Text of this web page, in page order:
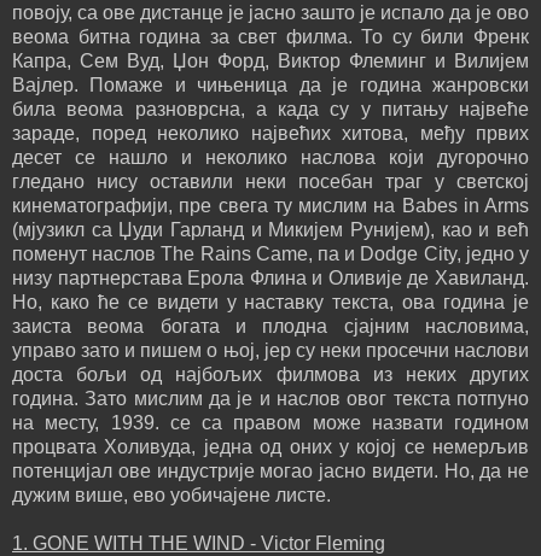
повоју, са ове дистанце је јасно зашто је испало да је ово
веома битна година за свет филма. То су били Френк
Капра, Сем Вуд, Џон Форд, Виктор Флеминг и Вилијем
Вајлер. Помаже и чињеница да је година жанровски
била веома разноврсна, а када су у питању највеће
зараде, поред неколико највећих хитова, међу првих
десет се нашло и неколико наслова који дугорочно
гледано нису оставили неки посебан траг у светској
кинематографији, пре свега ту мислим на Babes in Arms
(мјузикл са Џуди Гарланд и Микијем Рунијем), као и већ
поменут наслов The Rains Came, па и Dodge City, једно у
низу партнерстава Ерола Флина и Оливије де Хавиланд.
Но, како ће се видети у наставку текста, ова година је
заиста веома богата и плодна сјајним насловима,
управо зато и пишем о њој, јер су неки просечни наслови
доста бољи од најбољих филмова из неких других
година. Зато мислим да је и наслов овог текста потпуно
на месту, 1939. се са правом може назвати годином
процвата Холивуда, једна од оних у којој се немерљив
потенцијал ове индустрије могао јасно видети. Но, да не
дужим више, ево уобичајене листе.
1. GONE WITH THE WIND - Victor Fleming